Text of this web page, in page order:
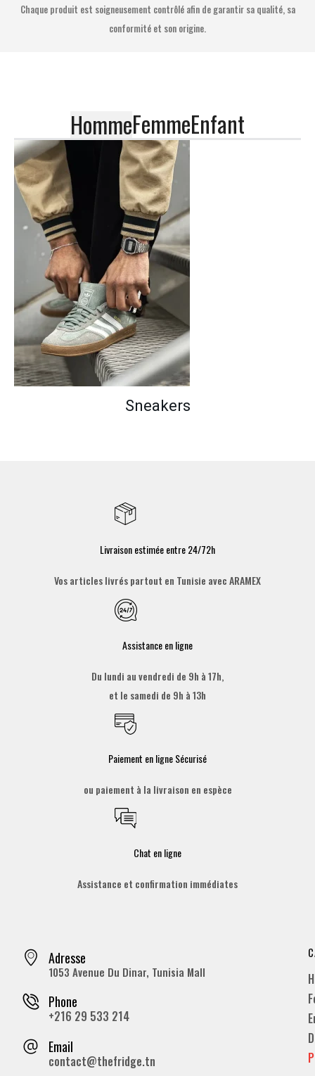
Chaque produit est soigneusement contrôlé afin de garantir sa qualité, sa
conformité et son origine.
HommeFemmeEnfant
Sneakers
Livraison estimée entre 24/72h
Vos articles livrés partout en Tunisie avec ARAMEX
Assistance en ligne
Du lundi au vendredi de 9h à 17h,
et le samedi de 9h à 13h
Paiement en ligne Sécurisé
ou paiement à la livraison en espèce
Chat en ligne
Assistance et confirmation immédiates
Adresse
1053 Avenue Du Dinar, Tunisia Mall
Phone
+216 29 533 214
Email
contact@thefridge.tn